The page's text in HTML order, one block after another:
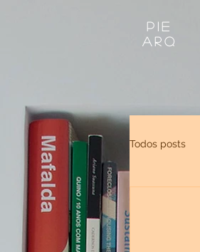
PIE
Arq
Todos posts